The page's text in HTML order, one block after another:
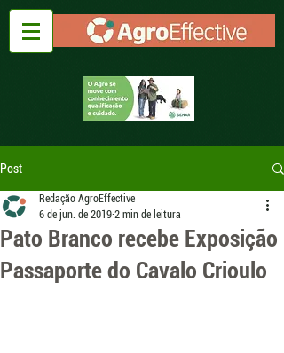
Post
Pato Branco recebe Exposição
Passaporte do Cavalo Crioulo
Redação AgroEffective
6 de jun. de 2019 2 min de leitura